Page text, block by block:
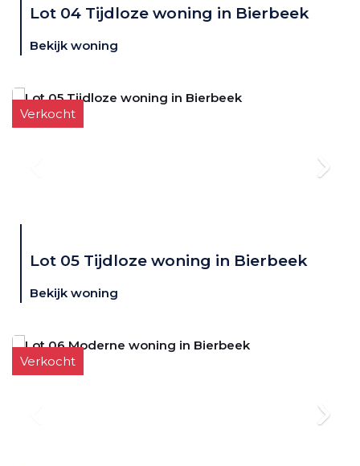
Lot 04 Tijdloze woning in Bierbeek
Bekijk woning
Verkocht
Lot 05 Tijdloze woning in Bierbeek
Bekijk woning
Verkocht